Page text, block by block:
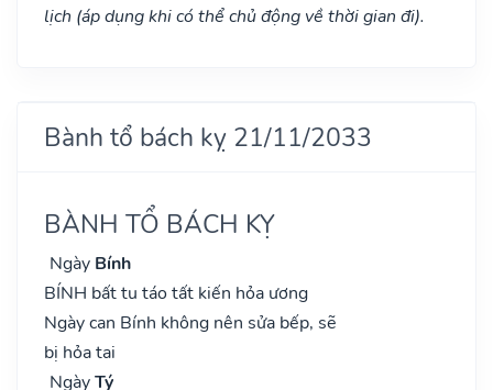
lịch (áp dụng khi có thể chủ động về thời gian đi).
Bành tổ bách kỵ 21/11/2033
BÀNH TỔ BÁCH KỴ
Ngày Bính
BÍNH bất tu táo tất kiến hỏa ương
Ngày can Bính không nên sửa bếp, sẽ
bị hỏa tai
NgàyTý